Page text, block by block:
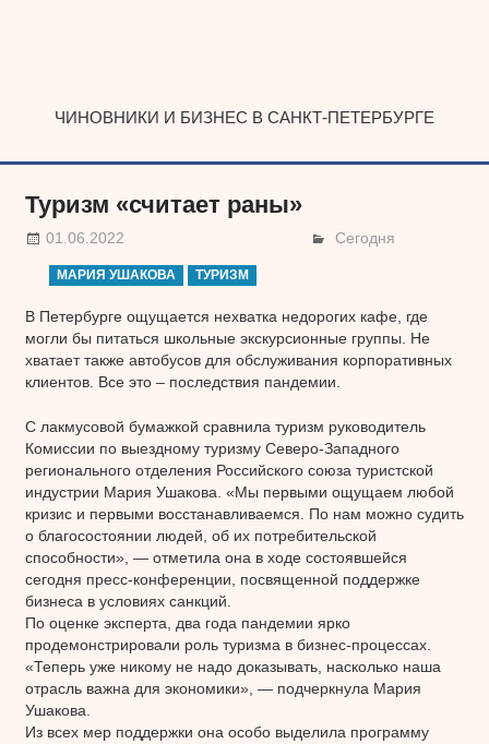
ЧИНОВНИКИ И БИЗНЕС В САНКТ-ПЕТЕРБУРГЕ
Туризм «считает раны»
01.06.2022 Сегодня
МАРИЯ УШАКОВА ТУРИЗМ
В Петербурге ощущается нехватка недорогих кафе, где
могли бы питаться школьные экскурсионные группы. Не
хватает также автобусов для обслуживания корпоративных
клиентов. Все это – последствия пандемии.
С лакмусовой бумажкой сравнила туризм руководитель
Комиссии по выездному туризму Северо-Западного
регионального отделения Российского союза туристской
индустрии Мария Ушакова. «Мы первыми ощущаем любой
кризис и первыми восстанавливаемся. По нам можно судить
о благосостоянии людей, об их потребительской
способности», — отметила она в ходе состоявшейся
сегодня пресс-конференции, посвященной поддержке
бизнеса в условиях санкций.
По оценке эксперта, два года пандемии ярко
продемонстрировали роль туризма в бизнес-процессах.
«Теперь уже никому не надо доказывать, насколько наша
отрасль важна для экономики», — подчеркнула Мария
Ушакова.
Из всех мер поддержки она особо выделила программу